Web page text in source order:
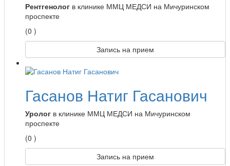
Рентгенолог в клинике ММЦ МЕДСИ на Мичуринском
проспекте
(0 )
Запись на прием
Гасанов Натиг Гасанович
Уролог в клинике ММЦ МЕДСИ на Мичуринском
проспекте
(0 )
Запись на прием